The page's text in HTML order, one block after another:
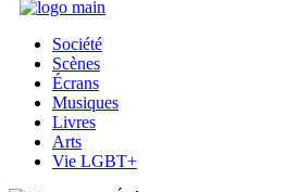
Société
Scènes
Écrans
Musiques
Livres
Arts
Vie LGBT+